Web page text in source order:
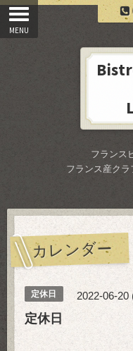
フランス
フランス産ク
カレンダー
定休日 2022-06-20
定休日